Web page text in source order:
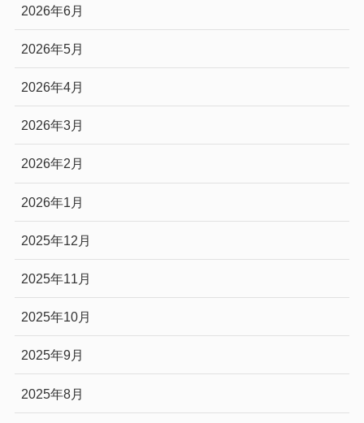
2026年6月
2026年5月
2026年4月
2026年3月
2026年2月
2026年1月
2025年12月
2025年11月
2025年10月
2025年9月
2025年8月